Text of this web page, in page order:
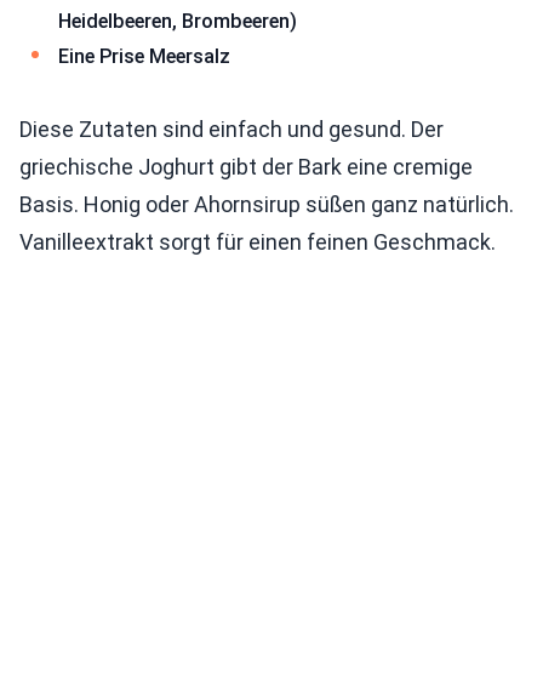
Heidelbeeren, Brombeeren)
Eine Prise Meersalz
Diese Zutaten sind einfach und gesund. Der
griechische Joghurt gibt der Bark eine cremige
Basis. Honig oder Ahornsirup süßen ganz natürlich.
Vanilleextrakt sorgt für einen feinen Geschmack.